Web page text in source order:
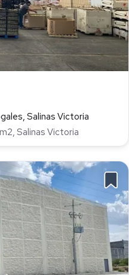
Salinas Victoria
Salinas Victoria